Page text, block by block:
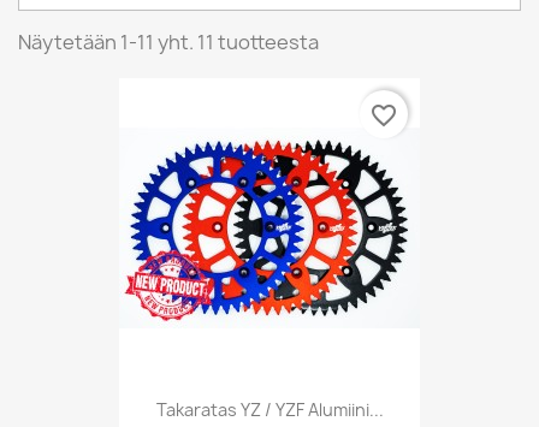
Näytetään 1-11 yht. 11 tuotteesta
Takaratas YZ / YZF Alumiini...
favorite_border